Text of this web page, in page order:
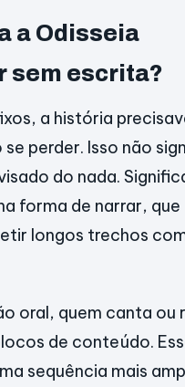
a Odisseia
sem escrita?
a história
perder. Isso não
do nada.
forma de narrar, que
longos trechos
oral, quem canta ou
de conteúdo.
sequência mais